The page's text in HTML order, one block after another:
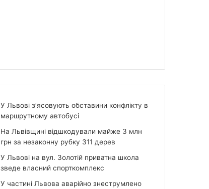
У Львові з’ясовують обставини конфлікту в
маршрутному автобусі
На Львівщині відшкодували майже 3 млн
грн за незаконну рубку 311 дерев
У Львові на вул. Золотій приватна школа
зведе власний спорткомплекс
У частині Львова аварійно знеструмлено